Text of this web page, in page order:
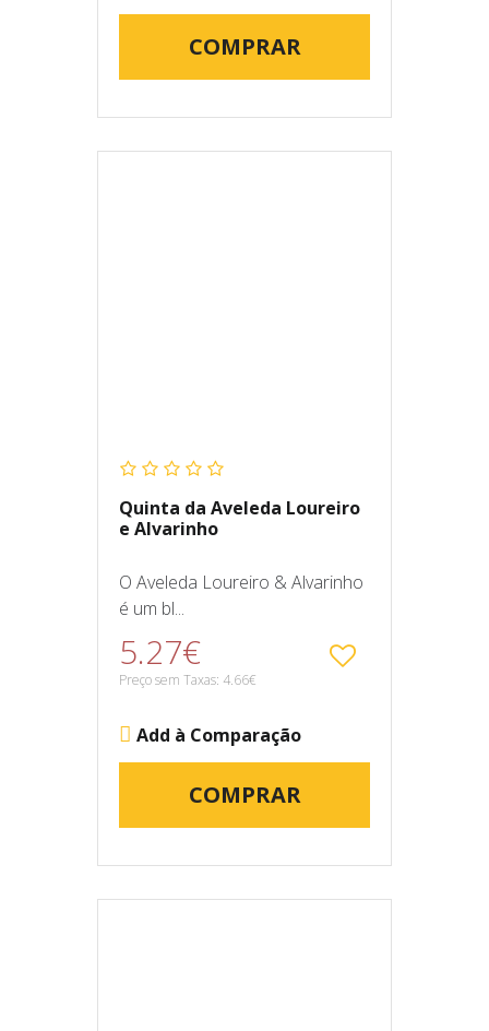
COMPRAR
Quinta da Aveleda Loureiro
e Alvarinho
O Aveleda Loureiro & Alvarinho
é um bl...
5.27€
Preço sem Taxas: 4.66€
Add à Comparação
COMPRAR